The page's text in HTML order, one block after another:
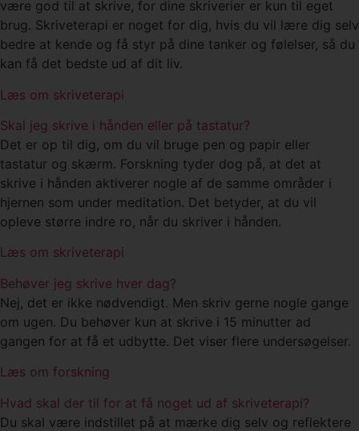
være god til at skrive, for dine skriverier er kun til eget
brug. Skriveterapi er noget for dig, hvis du vil lære dig selv
bedre at kende og få styr på dine tanker og følelser, så du
kan få det bedste ud af dit liv.
Læs om skriveterapi
Skal jeg skrive i hånden eller på tastatur?
Det er op til dig, om du vil bruge pen og papir eller
tastatur og skærm. Forskning tyder dog på, at det at
skrive i hånden aktiverer nogle af de samme områder i
hjernen som under meditation. Det betyder, at du vil
opleve større indre ro, når du skriver i hånden.
Læs om skriveterapi
Behøver jeg skrive hver dag?
Nej, det er ikke nødvendigt. Men skriv gerne nogle gange
om ugen. Du behøver kun at skrive i 15 minutter ad
gangen for at få et udbytte. Det viser flere undersøgelser.
Læs om forskning
Hvad skal der til for at få noget ud af skriveterapi?
Du skal være indstillet på at mærke dig selv og reflektere